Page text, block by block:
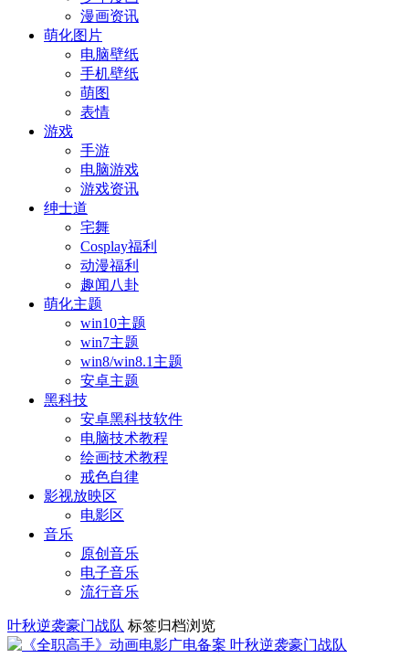
漫画资讯
萌化图片
电脑壁纸
手机壁纸
萌图
表情
游戏
手游
电脑游戏
游戏资讯
绅士道
宅舞
Cosplay福利
动漫福利
趣闻八卦
萌化主题
win10主题
win7主题
win8/win8.1主题
安卓主题
黑科技
安卓黑科技软件
电脑技术教程
绘画技术教程
戒色自律
影视放映区
电影区
音乐
原创音乐
电子音乐
流行音乐
叶秋逆袭豪门战队 标签归档浏览